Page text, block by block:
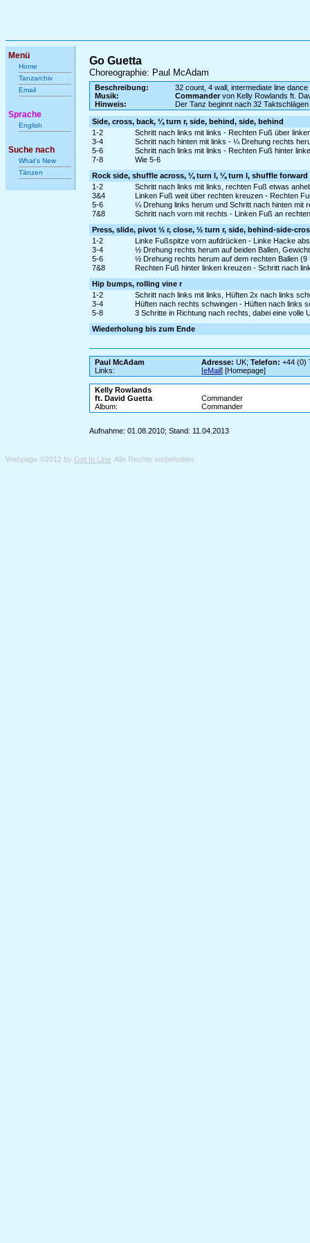
Menü
Home
Tanzarchiv
Email
Sprache
English
Suche nach
What's New
Tänzen
Go Guetta
Choreographie: Paul McAdam
Beschreibung:
32 count, 4 wall, intermediate line dance
Musik:
Commandervon Kelly Rowlands ft.
Hinweis:
Der Tanz beginnt nach 32 Taktschlägen
Side, cross, back, ¼ turn r, side, behind, side, behind
1-2
Schritt nach links mit links - Rechten Fuß über
3-4
Schritt nach hinten mit links - ¼ Drehung rechts
5-6
Schritt nach links mit links - Rechten Fuß hinter
7-8
Wie 5-6
Rock side, shuffle across, ¼ turn l, ¼ turn l, shuffle forward
1-2
Schritt nach links mit links, rechten Fuß etwas
3&4
Linken Fuß weit über rechten kreuzen - Rechten
5-6
¼ Drehung links herum und Schritt nach hinten mit
7&8
Schritt nach vorn mit rechts - Linken Fuß an
Press, slide, pivot ½ r, close, ½ turn r, side, behind-side-
1-2
Linke Fußspitze vorn aufdrücken - Linke Hacke
3-4
½ Drehung rechts herum auf beiden Ballen,
5-6
½ Drehung rechts herum auf dem rechten Ballen
7&8
Rechten Fuß hinter linken kreuzen - Schritt nach
Hip bumps, rolling vine r
1-2
Schritt nach links mit links, Hüften 2x nach links
3-4
Hüften nach rechts schwingen - Hüften nach links
5-8
3 Schritte in Richtung nach rechts, dabei eine
Wiederholung bis zum Ende
Paul McAdam Adresse: UK;Telefon: +44 (0)
Links:
[eMail] [Homepage]
Kelly Rowlands
ft. David Guetta
Commander
Album:
Commander
Aufnahme: 01.08.2010; Stand: 11.04.2013
Webpage ©2012 by Get In Line . Alle Rechte vorbehalten.